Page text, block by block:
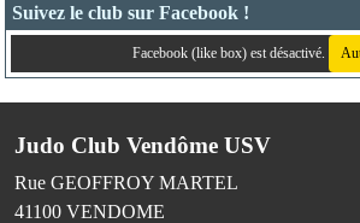
Suivez le club sur Facebook !
Facebook (like box) est désactivé.
Judo Club Vendôme USV
Rue GEOFFROY MARTEL
41100 VENDOME